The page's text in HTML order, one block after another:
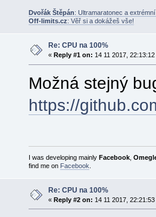
Dvořák Štěpán: Ultramaratonec a
Off-limits.cz: Věř si a dokážeš vše!
Re: CPU na 100%
« Reply #1 on: 14 11 2017, 22:13:12
Možná stejný
https://
I was developing mainlyFacebook ,
find me on Facebook
Re: CPU na 100%
« Reply #2 on: 14 11 2017, 22:21:53